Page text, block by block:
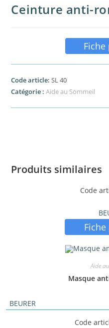
Ceinture anti-
Code article:SL 40
Catégorie :Aide au Sommeil
Produits similaires
Code
Aide
Masque
BEURER
Code